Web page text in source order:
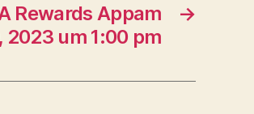
→
Rewards Appam
2023 um 1:00 pm